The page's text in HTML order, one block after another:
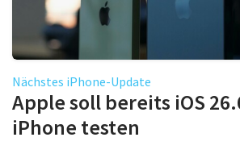
Nächstes iPhone-Update
Apple soll bereits iOS
iPhone testen